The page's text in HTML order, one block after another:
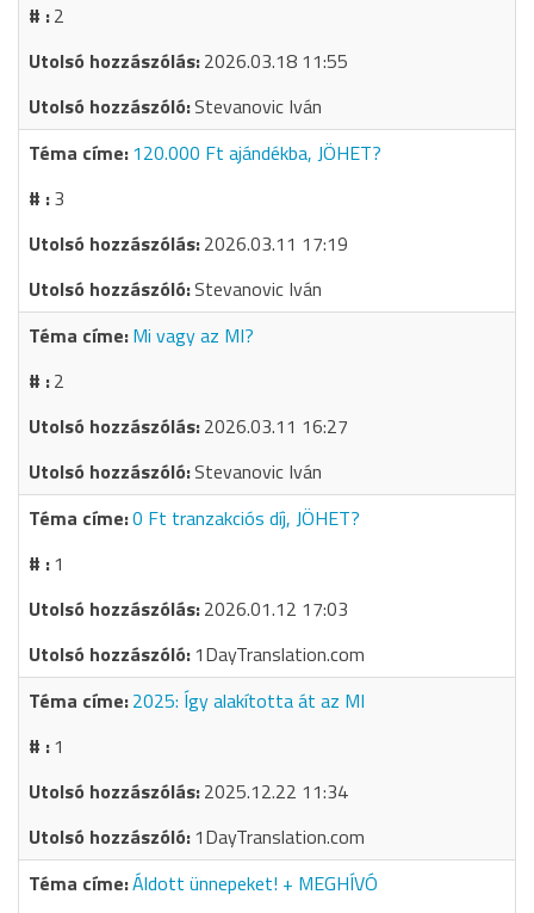
2
2026.03.18 11:55
Stevanovic Iván
120.000 Ft ajándékba, JÖHET?
3
2026.03.11 17:19
Stevanovic Iván
Mi vagy az MI?
2
2026.03.11 16:27
Stevanovic Iván
0 Ft tranzakciós díj, JÖHET?
1
2026.01.12 17:03
1DayTranslation.com
2025: Így alakította át az MI
1
2025.12.22 11:34
1DayTranslation.com
Áldott ünnepeket! + MEGHÍVÓ